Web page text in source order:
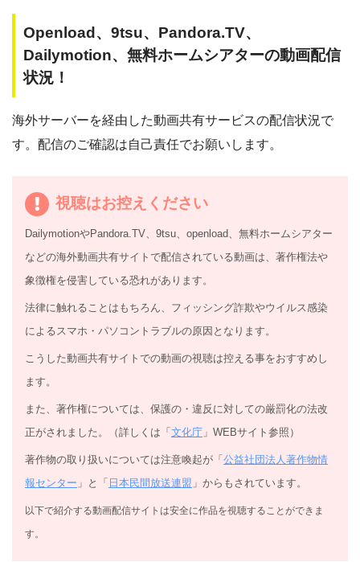
Openload、9tsu、Pandora.TV、
Dailymotion、無料ホームシアターの動画配信
状況！
海外サーバーを経由した動画共有サービスの配信状況で
す。配信のご確認は自己責任でお願いします。
視聴はお控えください
DailymotionやPandora.TV、9tsu、openload、無料ホームシアター
などの海外動画共有サイトで配信されている動画は、著作権法や
象徴権を侵害している恐れがあります。
法律に触れることはもちろん、フィッシング詐欺やウイルス感染
によるスマホ・パソコントラブルの原因となります。
こうした動画共有サイトでの動画の視聴は控える事をおすすめし
ます。
また、著作権については、保護の・違反に対しての厳罰化の法改
正がされました。（詳しくは「 文化庁 」WEBサイト参照）
著作物の取り扱いについては注意喚起が「 公益社団法人著作物情
報センター 」と「 日本民間放送連盟 」からもされています。
以下で紹介する動画配信サイトは安全に作品を視聴することができま
す。